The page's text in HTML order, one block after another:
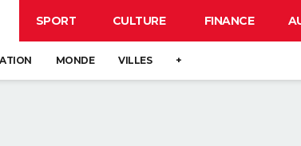
SPORT CULTURE FINANCE
MONDE VILLES +